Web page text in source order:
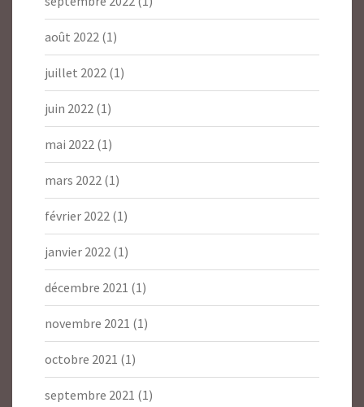
août 2022 (1)
juillet 2022 (1)
juin 2022 (1)
mai 2022 (1)
mars 2022 (1)
février 2022 (1)
janvier 2022 (1)
décembre 2021 (1)
novembre 2021 (1)
octobre 2021 (1)
septembre 2021 (1)